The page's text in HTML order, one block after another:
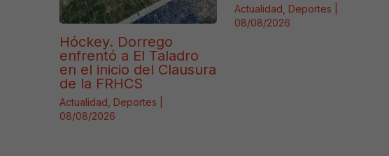
Hóckey. Dorrego
enfrentó a El Taladro
en el inicio del Clausura
de la FRHCS
Actualidad Deportes
08/08/2026
Actualidad, Deportes
08/08/2026